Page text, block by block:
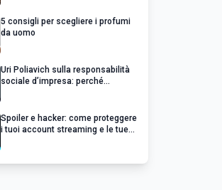
5 consigli per scegliere i profumi
da uomo
Uri Poliavich sulla responsabilità
sociale d’impresa: perché
Spoiler e hacker: come proteggere
i tuoi account streaming e le tue